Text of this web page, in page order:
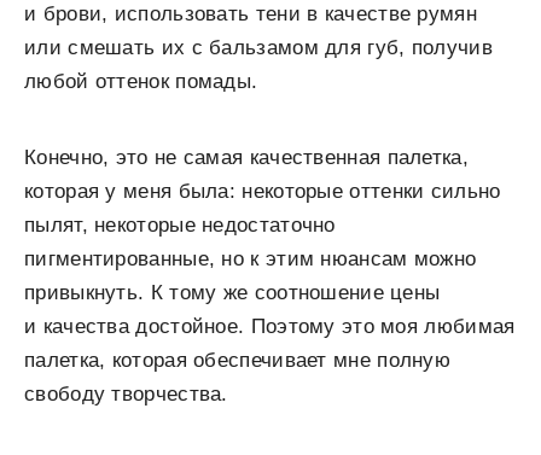
и брови, использовать тени в качестве румян
или смешать их с бальзамом для губ, получив
любой оттенок помады.
Конечно, это не самая качественная палетка,
которая у меня была: некоторые оттенки сильно
пылят, некоторые недостаточно
пигментированные, но к этим нюансам можно
привыкнуть. К тому же соотношение цены
и качества достойное. Поэтому это моя любимая
палетка, которая обеспечивает мне полную
свободу творчества.